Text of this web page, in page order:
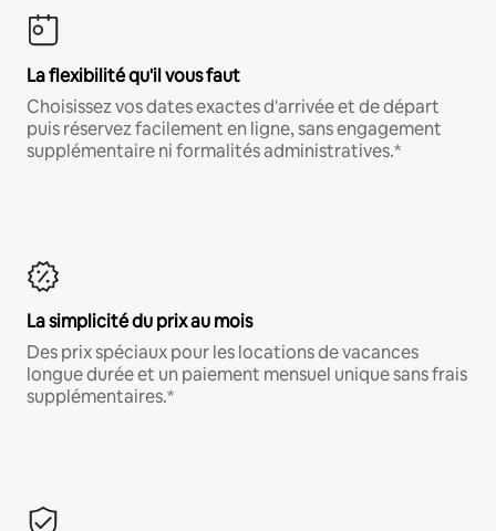
La flexibilité qu'il vous faut
Choisissez vos dates exactes d'arrivée et de départ
puis réservez facilement en ligne, sans engagement
supplémentaire ni formalités administratives.*
La simplicité du prix au mois
Des prix spéciaux pour les locations de vacances
longue durée et un paiement mensuel unique sans frais
supplémentaires.*